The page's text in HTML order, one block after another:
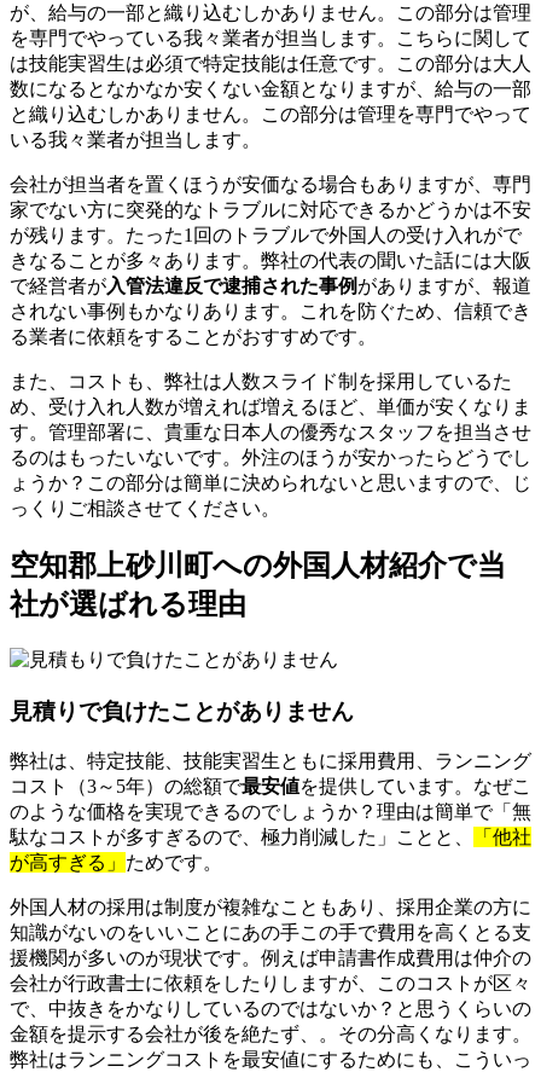
が、給与の一部と織り込むしかありません。この部分は管理
を専門でやっている我々業者が担当します。こちらに関して
は技能実習生は必須で特定技能は任意です。この部分は大人
数になるとなかなか安くない金額となりますが、給与の一部
と織り込むしかありません。この部分は管理を専門でやって
いる我々業者が担当します。
会社が担当者を置くほうが安価なる場合もありますが、専門
家でない方に突発的なトラブルに対応できるかどうかは不安
が残ります。たった1回のトラブルで外国人の受け入れがで
きなることが多々あります。弊社の代表の聞いた話には大阪
で経営者が入管法違反で逮捕された事例 がありますが、報道
されない事例もかなりあります。これを防ぐため、信頼でき
る業者に依頼をすることがおすすめです。
また、コストも、弊社は人数スライド制を採用しているた
め、受け入れ人数が増えれば増えるほど、単価が安くなりま
す。管理部署に、貴重な日本人の優秀なスタッフを担当させ
るのはもったいないです。外注のほうが安かったらどうでし
ょうか？この部分は簡単に決められないと思いますので、じ
っくりご相談させてください。
空知郡上砂川町への外国人材紹介で当
社が選ばれる理由
見積りで負けたことがありません
弊社は、特定技能、技能実習生ともに採用費用、ランニング
コスト（3～5年）の総額で最安値を提供しています。なぜこ
のような価格を実現できるのでしょうか？理由は簡単で「無
駄なコストが多すぎるので、極力削減した」ことと、
「他社
が高すぎる」 ためです。
外国人材の採用は制度が複雑なこともあり、採用企業の方に
知識がないのをいいことにあの手この手で費用を高くとる支
援機関が多いのが現状です。例えば申請書作成費用は仲介の
会社が行政書士に依頼をしたりしますが、このコストが区々
で、中抜きをかなりしているのではないか？と思うくらいの
金額を提示する会社が後を絶たず、。その分高くなります。
弊社はランニングコストを最安値にするためにも、こういっ